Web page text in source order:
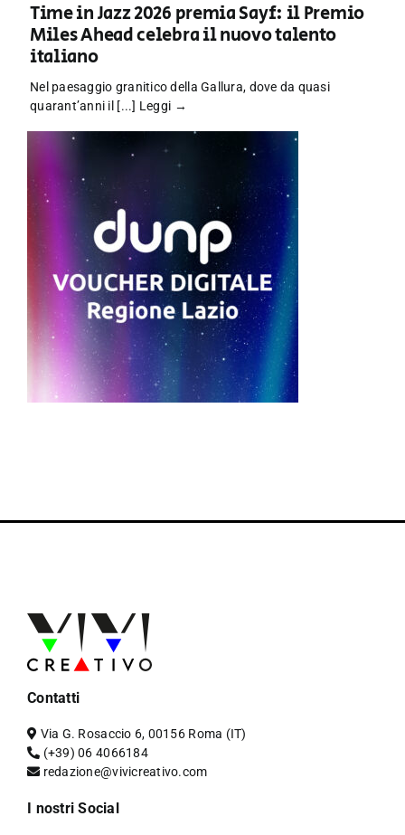
Time in Jazz 2026 premia Sayf: il Premio
Miles Ahead celebra il nuovo talento
italiano
Nel paesaggio granitico della Gallura, dove da quasi
quarant’anni il [...] Leggi →
Contatti
Via G. Rosaccio 6, 00156 Roma (IT)
(+39) 06 4066184
redazione@vivicreativo.com
I nostri Social